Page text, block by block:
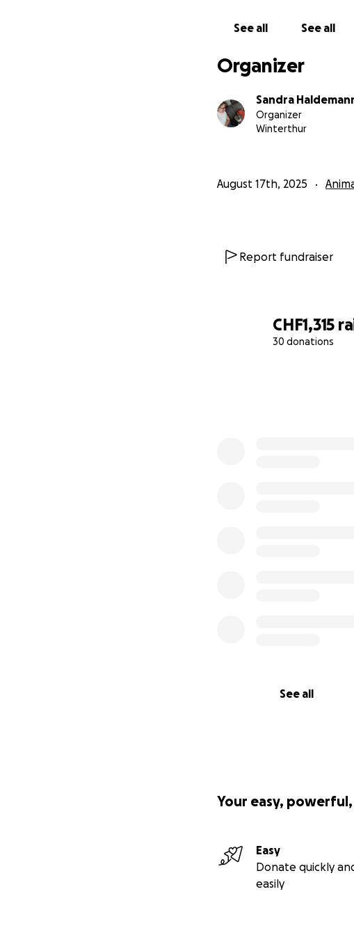
CHF1,315
30 donations
See all
Gerade wenn es
Problem."
See all See all
Organizer
Sandra
Organizer
Winterthur
August 17th, 2025
Report fundraiser
Your easy,
Easy
Donate quickly
easily